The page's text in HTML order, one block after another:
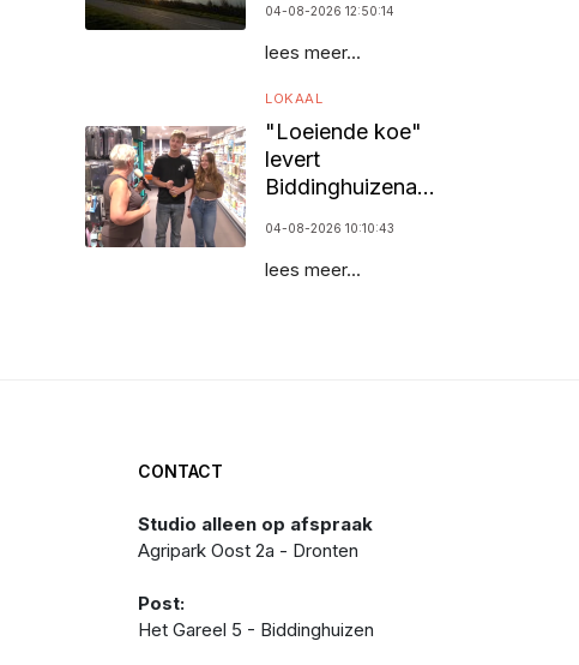
AVIODROME NU OOK TE BEWONDEREN OP DE TAST OF IN
04-08-2026 12:50:14
lees meer...
LOKAAL
"Loeiende koe"
levert
Biddinghuizenaar
04-08-2026 10:10:43
lees meer...
CONTACT
Studio alleen op afspraak
Agripark Oost 2a - Dronten
Post:
Het Gareel 5 - Biddinghuizen